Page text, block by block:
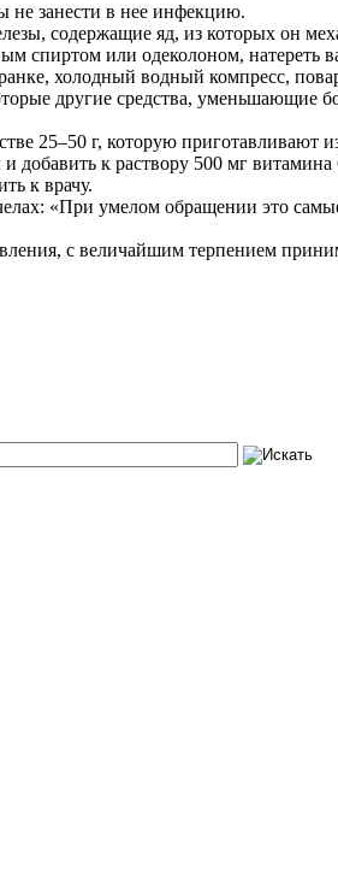
не занести в нее инфекцию.
содержащие яд, из которых он
спиртом или одеколоном, натереть
холодный водный компресс,
другие средства, уменьшающие
25–50 г, которую приготавливают
добавить к раствору 500 мг витамина
к врачу.
«При умелом обращении это
с величайшим терпением